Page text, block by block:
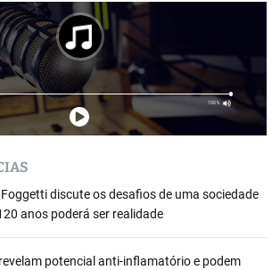
discute os desafios de uma sociedade
anos poderá ser realidade
potencial anti-inflamatório e podem